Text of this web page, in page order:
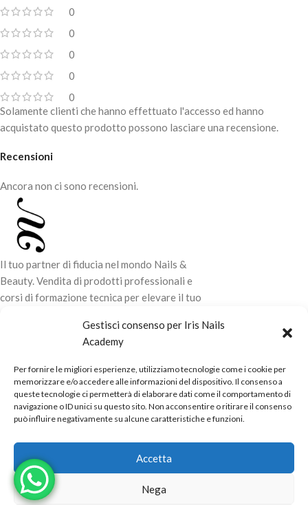
Gestisci consenso per Iris Nails
Academy
Per fornire le migliori esperienze, utilizziamo tecnologie come i cookie per
memorizzare e/o accedere alle informazioni del dispositivo. Il consenso a
queste tecnologie ci permetterà di elaborare dati come il comportamento di
navigazione o ID unici su questo sito. Non acconsentire o ritirare il consenso
può influire negativamente su alcune caratteristiche e funzioni.
Accetta
Nega
0
0
0
0
0
Recensioni
Ancora non ci sono recensioni.
Solamente clienti che hanno effettuato l'accesso ed hanno
acquistato questo prodotto possono lasciare una recensione.
Il tuo partner di fiducia nel mondo Nails &
Beauty. Vendita di prodotti professionali e
corsi di formazione tecnica per elevare il tuo
LINK UTILI
ORARI NEGOZIO
Powered byReal.Pro.Webcopyright© 2026 in collaborazione con
Mac Sistemi